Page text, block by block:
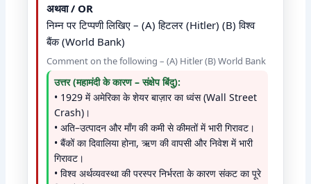
अथवा / OR
निम्न पर टिप्पणी लिखिए – (A) हिटलर (Hitler) (B) विश्व
बैंक (World Bank)
Comment on the following – (A) Hitler (B) World Bank
उत्तर (महामंदी के कारण – संक्षेप बिंदु):
• 1929 में अमेरिका के शेयर बाज़ार का ध्वंस (Wall Street
Crash)।
• अति–उत्पादन और माँग की कमी से कीमतों में भारी गिरावट।
• बैंकों का दिवालिया होना, ऋण की वापसी और निवेश में भारी
गिरावट।
• विश्व अर्थव्यवस्था की परस्पर निर्भरता के कारण संकट का पूरे